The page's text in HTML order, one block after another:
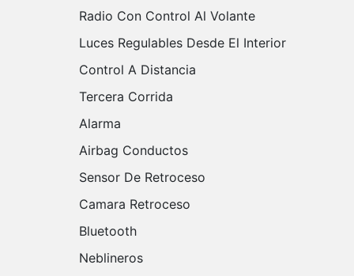
Radio Con Control Al Volante
Luces Regulables Desde El Interior
Control A Distancia
Tercera Corrida
Alarma
Airbag Conductos
Sensor De Retroceso
Camara Retroceso
Bluetooth
Neblineros